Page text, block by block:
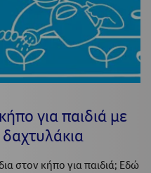
για παιδιά με
στον κήπο για παιδιά; Εδώ